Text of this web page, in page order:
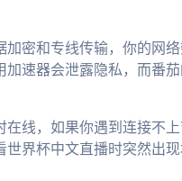
密和专线传输，你的网络
速器会泄露隐私，而番
线，如果你遇到连接不上
界杯中文直播时突然出